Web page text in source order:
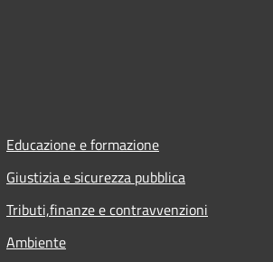
Educazione e formazione
Giustizia e sicurezza pubblica
Tributi,finanze e contravvenzioni
Ambiente